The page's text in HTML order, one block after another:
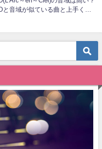
と音域が似ている曲と上手く歌